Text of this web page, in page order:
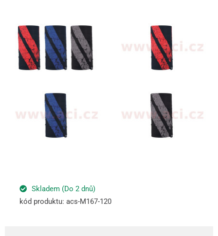
Skladem (Do 2 dnů)
kód produktu: acs-M167-120